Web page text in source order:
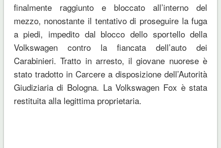
finalmente raggiunto e bloccato all’interno del
mezzo, nonostante il tentativo di proseguire la fuga
a piedi, impedito dal blocco dello sportello della
Volkswagen contro la fiancata dell’auto dei
Carabinieri. Tratto in arresto, il giovane nuorese è
stato tradotto in Carcere a disposizione dell’Autorità
Giudiziaria di Bologna. La Volkswagen Fox è stata
restituita alla legittima proprietaria.